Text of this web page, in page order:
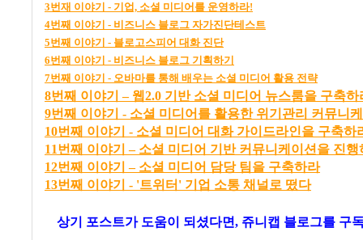
3번재 이야기 - 기업, 소셜 미디어를 운영하라!
4번째 이야기 - 비즈니스 블로그 자가진단테스트
5번째 이야기 - 블로고스피어 대화 진단
6번째 이야기 - 비즈니스 블로그 기획하기
7번째 이야기 - 오바마를 통해 배우는 소셜 미디어 활용 전략
8번째 이 야기 – 웹2.0 기 반 소셜 미 디어 뉴스룸을 구축하
9번째 이야기 - 소셜 미디어를 활용한 위기관리 커뮤니
10번째 이야기 - 소셜 미디어 대화 가이드라인을 구축하
11번째 이 야기 – 소셜 미 디어 기 반 커 뮤니 케 이 션을 진행
12번째 이 야기 – 소셜 미 디어 담당 팀을 구축하라
13번째 이야기 - '트위터' 기업 소통 채널로 떴다
상기 포스트가 도움이 되셨다면, 쥬니캡 블로그를 구